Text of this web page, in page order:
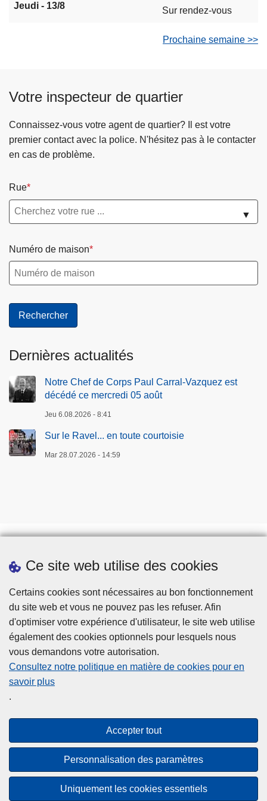
Ce site web utilise des cookies
Certains cookies sont nécessaires au bon fonctionnement
du site web et vous ne pouvez pas les refuser. Afin
d'optimiser votre expérience d'utilisateur, le site web utilise
également des cookies optionnels pour lesquels nous
vous demandons votre autorisation.
Consultez notre politique en matière de cookies pour en
savoir plus
.
Accepter tout
Personnalisation des paramètres
Uniquement les cookies essentiels
Jeudi - 13/8 Sur rendez-vous
Prochaine semaine >>
Votre inspecteur de quartier
Connaissez-vous votre agent de quartier? Il est votre
premier contact avec la police. N'hésitez pas à le contacter
en cas de problème.
Rue
▼
Numéro de maison
Dernières actualités
Notre Chef de Corps Paul Carral-Vazquez est
décédé ce mercredi 05 août
Jeu 6.08.2026 - 8:41
Sur le Ravel... en toute courtoisie
Mar 28.07.2026 - 14:59
Téléchargements
Presse
Cookies
Accessibilité
© 2026 Police.be